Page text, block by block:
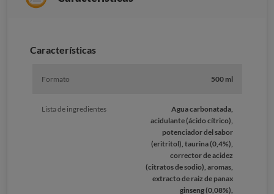
Caracterí­sticas
Formato 500 ml
Lista de ingredientes
Agua carbonatada,
acidulante (ácido cítrico),
potenciador del sabor
(eritritol), taurina (0,4%),
corrector de acidez
(citratos de sodio), aromas,
extracto de raiz de panax
ginseng (0,08%),